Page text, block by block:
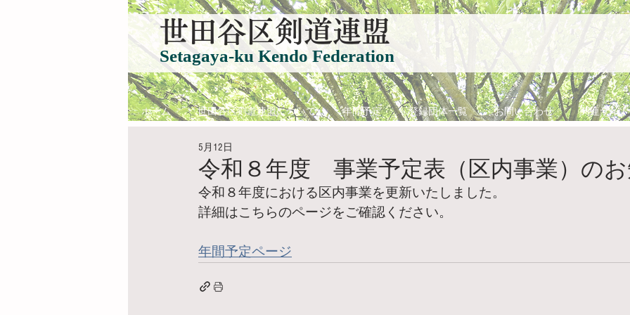
​世田谷区剣道連盟
Setagaya-ku Kendo Federation
ホーム 世田谷区剣道連盟について 年間予定 登録団体一覧 お問い合わせ 関連サイト
令和８年度 事業予定表（区内事業）の
5月12日
令和８年度における区内事業を更新いたしました。
詳細はこちらのページをご確認ください。
年間予定ページ